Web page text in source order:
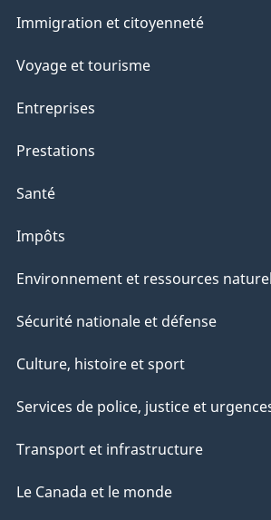
sujets
Immigration et citoyenneté
Voyage et tourisme
Entreprises
Prestations
Santé
Impôts
Environnement et ressources
Sécurité nationale et défense
Culture, histoire et sport
Services de police, justice et
Transport et infrastructure
Le Canada et le monde